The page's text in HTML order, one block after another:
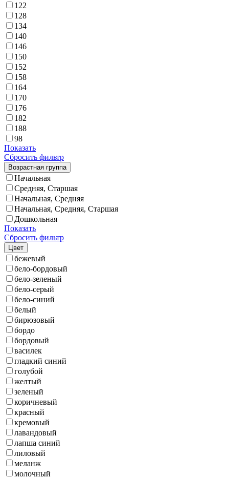
122
128
134
140
146
150
152
158
164
170
176
182
188
98
Показать
Сбросить фильтр
Возрастная группа
Начальная
Средняя, Старшая
Начальная, Средняя
Начальная, Средняя, Старшая
Дошкольная
Показать
Сбросить фильтр
Цвет
бежевый
бело-бордовый
бело-зеленый
бело-серый
бело-синий
белый
бирюзовый
бордо
бордовый
василек
гладкий синий
голубой
желтый
зеленый
коричневый
красный
кремовый
лавандовый
лапша синий
лиловый
меланж
молочный